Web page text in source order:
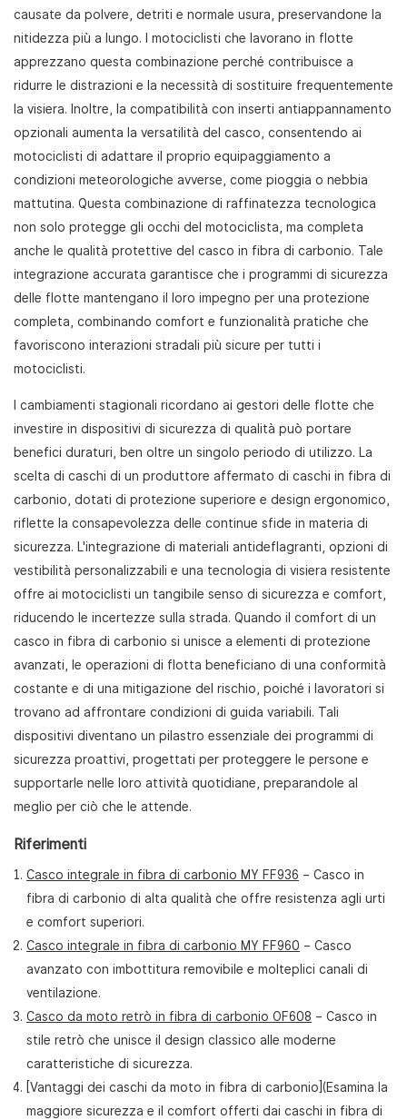
causate da polvere, detriti e normale usura, preservandone la
nitidezza più a lungo. I motociclisti che lavorano in flotte
apprezzano questa combinazione perché contribuisce a
ridurre le distrazioni e la necessità di sostituire frequentemente
la visiera. Inoltre, la compatibilità con inserti antiappannamento
opzionali aumenta la versatilità del casco, consentendo ai
motociclisti di adattare il proprio equipaggiamento a
condizioni meteorologiche avverse, come pioggia o nebbia
mattutina. Questa combinazione di raffinatezza tecnologica
non solo protegge gli occhi del motociclista, ma completa
anche le qualità protettive del casco in fibra di carbonio. Tale
integrazione accurata garantisce che i programmi di sicurezza
delle flotte mantengano il loro impegno per una protezione
completa, combinando comfort e funzionalità pratiche che
favoriscono interazioni stradali più sicure per tutti i
motociclisti.
I cambiamenti stagionali ricordano ai gestori delle flotte che
investire in dispositivi di sicurezza di qualità può portare
benefici duraturi, ben oltre un singolo periodo di utilizzo. La
scelta di caschi di un produttore affermato di caschi in fibra di
carbonio, dotati di protezione superiore e design ergonomico,
riflette la consapevolezza delle continue sfide in materia di
sicurezza. L'integrazione di materiali antideflagranti, opzioni di
vestibilità personalizzabili e una tecnologia di visiera resistente
offre ai motociclisti un tangibile senso di sicurezza e comfort,
riducendo le incertezze sulla strada. Quando il comfort di un
casco in fibra di carbonio si unisce a elementi di protezione
avanzati, le operazioni di flotta beneficiano di una conformità
costante e di una mitigazione del rischio, poiché i lavoratori si
trovano ad affrontare condizioni di guida variabili. Tali
dispositivi diventano un pilastro essenziale dei programmi di
sicurezza proattivi, progettati per proteggere le persone e
supportarle nelle loro attività quotidiane, preparandole al
meglio per ciò che le attende.
Riferimenti
Casco integrale in fibra di carbonio MY FF936 – Casco in
fibra di carbonio di alta qualità che offre resistenza agli urti
e comfort superiori.
Casco integrale in fibra di carbonio MY FF960 – Casco
avanzato con imbottitura removibile e molteplici canali di
ventilazione.
Casco da moto retrò in fibra di carbonio OF608 – Casco in
stile retrò che unisce il design classico alle moderne
caratteristiche di sicurezza.
[Vantaggi dei caschi da moto in fibra di carbonio](Esamina la
maggiore sicurezza e il comfort offerti dai caschi in fibra di